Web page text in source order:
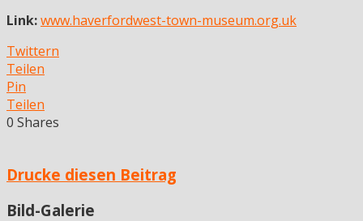
Link:www.haverfordwest-town-museum.org.uk
Twittern
Teilen
Pin
Teilen
0 Shares
Drucke diesen Beitrag
Bild-Galerie